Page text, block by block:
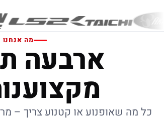
מה אנחנוארבעה
כל מה שאופנוע או קטנוע צריך –